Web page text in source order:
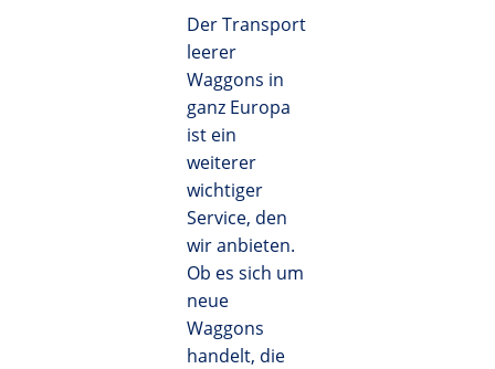
Der Transport
leerer
Waggons in
ganz Europa
ist ein
weiterer
wichtiger
Service, den
wir anbieten.
Ob es sich um
neue
Waggons
handelt, die